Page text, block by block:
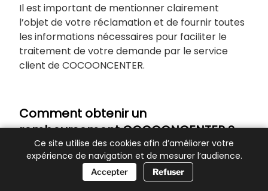
Il est important de mentionner clairement
l’objet de votre réclamation et de fournir toutes
les informations nécessaires pour faciliter le
traitement de votre demande par le service
client de COCOONCENTER.
Comment obtenir un
remboursement COCOONCENTER ?
Pour obtenir un remboursement chez
COCOONCENTER, vous devez suivre leur politique
de retour et de remboursement, comme indiqué
Ce site utilise des cookies afin d’améliorer votre
expérience de navigation et de mesurer l’audience.
Accepter Refuser📞 Besoin d’aide ?